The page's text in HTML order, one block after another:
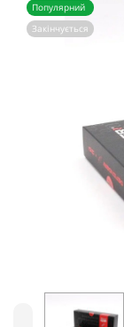
Популярний
Закінчується